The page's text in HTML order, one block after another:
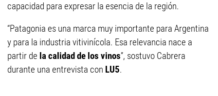
capacidad para expresar la esencia de la región.
“Patagonia es una marca muy importante para Argentina
y para la industria vitivinícola. Esa relevancia nace a
partir de la calidad de los vinos”, sostuvo Cabrera
durante una entrevista con LU5.